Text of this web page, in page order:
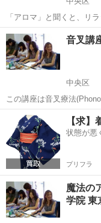
「アロマ」と聞くと、リ
連想しがちですが、エッ
パワーを秘め、私たちの
テラピーの歴史は古く、古
東京 中央区 その
音叉講
中央区
この講座は音叉療法
深くかかわっているかを
ると、音叉の振動が体全
ることが実感できます...
東京 その
【求
状態が悪
プリフラ
魔法の
学院 東